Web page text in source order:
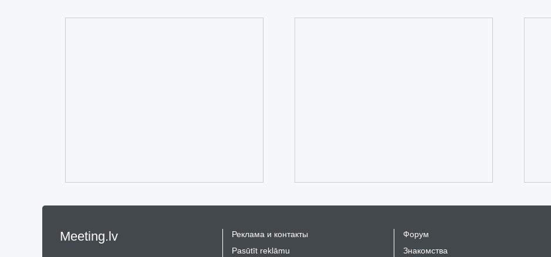
Meeting.lv
Реклама и контакты
Pasūtīt reklāmu
Форум
Знакомства